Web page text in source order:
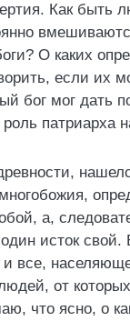
Как быть
О каких
если их
бог мог дать
патриарха
а,
исток свой.
все,
от
что ясно, о